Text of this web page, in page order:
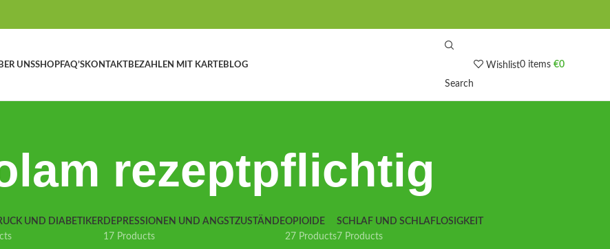
UNSSHOPFAQ’SKONTAKTBEZAHLEN MIT KARTEBLOG
Search
Wishlist0 items €0
rezeptpflichtig
UND DIABETIKER DEPRESSIONEN UND ANGSTZUSTÄNDE
17 Products
OPIOIDE
27 Products
SCHLAF UND SCHLAFLOSIGKEIT
7 Products